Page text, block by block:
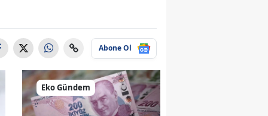
Abone Ol
Eko Gündem